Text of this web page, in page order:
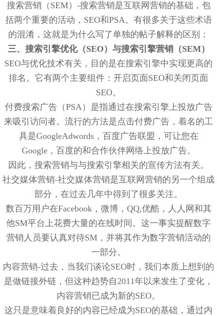
搜索营销（SEM）-搜索营销是互联网营销的基础，包
括两个重要的活动，SEO和PSA。有很多关于这些术语
的混淆，这就是为什么写了单独的帖子解释的区别：
三、搜索引擎优化（SEO）与搜索引擎营销（SEM）
SEO与优化技术有关，目的是在搜索引擎中实现更高的
排名。它有两个主要组件：开启页面SEO和关闭页面
SEO。
付费搜索广告（PSA）是指通过在搜索引擎上投放广告
来吸引访问者。流行的方法是点击付费广告，着名的工
具是GoogleAdwords，百度广告联盟，可让您在
Google，百度的和合作伙伴网络上投放广告。
因此，搜索营销与与搜索引擎相关的宣传方法有关。
社交媒体营销-社交媒体营销是互联网营销的另一个组成
部分，在过去几年中得到了很多关注。
数百万用户在Facebook，微博，QQ,优酷，人人网和其
他SM平台上花费大量的在线时间。这一事实提醒数字
营销人员要认真对待SM，并将其作为数字营销活动的
一部分。
内容营销-过去，当我们谈论SEO时，我们本质上想到的
是做链接外链，但这种趋势自2011年以来发生了变化，
内容营销已成为新的SEO。
这只是意味着良好的内容已经成为SEO的基础，通过内